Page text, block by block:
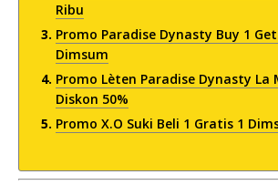
Ribu
Promo Paradise Dynasty Buy 1
Dimsum
Promo Lèten Paradise Dynasty La
Diskon 50%
Promo X.O Suki Beli 1 Gratis 1